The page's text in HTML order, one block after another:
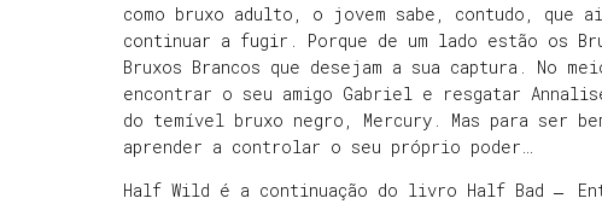
como bruxo adulto, o jovem sabe, contudo, que
continuar a fugir. Porque de um lado estão os
Bruxos Brancos que desejam a sua captura. No
encontrar o seu amigo Gabriel e resgatar
do temível bruxo negro, Mercury. Mas para ser
aprender a controlar o seu próprio poder…
Half Wild é a continuação do livro Half Bad